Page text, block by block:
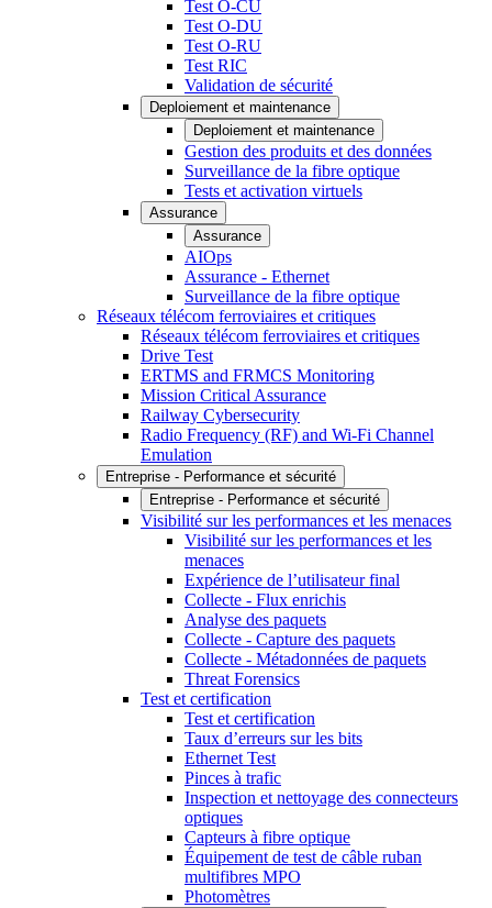
Test O-CU
Test O-DU
Test O-RU
Test RIC
Validation de sécurité
Deploiement et maintenance
Deploiement et maintenance
Gestion des produits et des données
Surveillance de la fibre optique
Tests et activation virtuels
Assurance
Assurance
AIOps
Assurance - Ethernet
Surveillance de la fibre optique
Réseaux télécom ferroviaires et critiques
Réseaux télécom ferroviaires et critiques
Drive Test
ERTMS and FRMCS Monitoring
Mission Critical Assurance
Railway Cybersecurity
Radio Frequency (RF) and Wi-Fi Channel
Emulation
Entreprise - Performance et sécurité
Entreprise - Performance et sécurité
Visibilité sur les performances et les menaces
Visibilité sur les performances et les
menaces
Expérience de l’utilisateur final
Collecte - Flux enrichis
Analyse des paquets
Collecte - Capture des paquets
Collecte - Métadonnées de paquets
Threat Forensics
Test et certification
Test et certification
Taux d’erreurs sur les bits
Ethernet Test
Pinces à trafic
Inspection et nettoyage des connecteurs
optiques
Capteurs à fibre optique
Équipement de test de câble ruban
multifibres MPO
Photomètres